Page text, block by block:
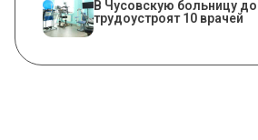
В Чусовскую больницу
трудоустроят 10 врачей